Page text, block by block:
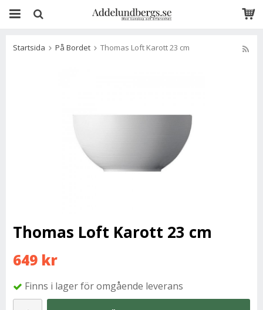
Startsida På Bordet Thomas Loft Karott 23 cm
Thomas Loft Karott 23 cm
649 kr
Finns i lager för omgående leverans